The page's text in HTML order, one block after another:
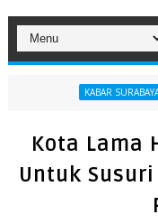
Resmi ke
Kota Lama
Untuk